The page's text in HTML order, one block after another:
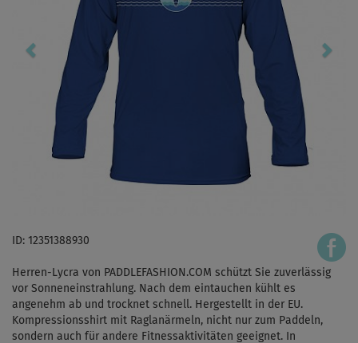
ID: 12351388930
Herren-Lycra von PADDLEFASHION.COM schützt Sie zuverlässig
vor Sonneneinstrahlung. Nach dem eintauchen kühlt es
angenehm ab und trocknet schnell. Hergestellt in der EU.
Kompressionsshirt mit Raglanärmeln, nicht nur zum Paddeln,
sondern auch für andere Fitnessaktivitäten geeignet. In